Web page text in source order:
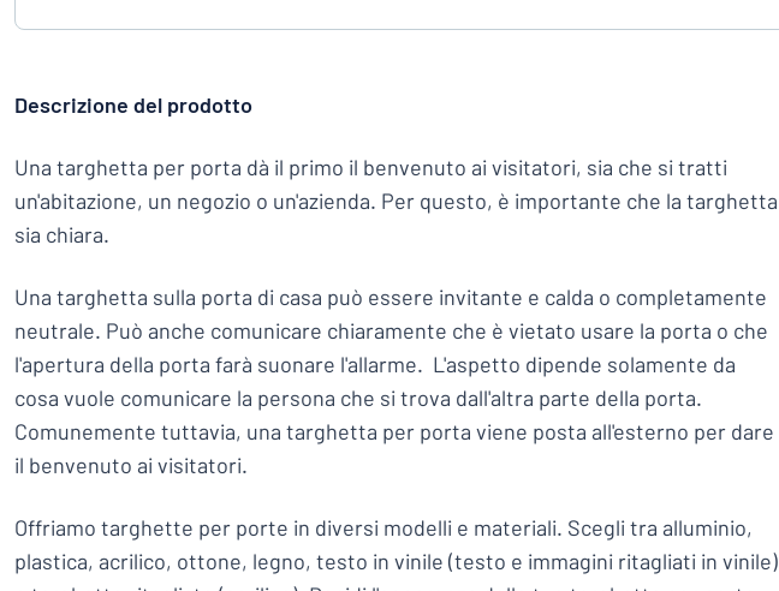
Descrizione del prodotto
Una targhetta per porta dà il primo il benvenuto ai visitatori, sia che si tratti
un'abitazione, un negozio o un'azienda. Per questo, è importante che la targhetta
sia chiara.
Una targhetta sulla porta di casa può essere invitante e calda o completamente
neutrale. Può anche comunicare chiaramente che è vietato usare la porta o che
l'apertura della porta farà suonare l'allarme. L'aspetto dipende solamente da
cosa vuole comunicare la persona che si trova dall'altra parte della porta.
Comunemente tuttavia, una targhetta per porta viene posta all'esterno per dare
il benvenuto ai visitatori.
Offriamo targhette per porte in diversi modelli e materiali. Scegli tra alluminio,
plastica, acrilico, ottone, legno, testo in vinile (testo e immagini ritagliati in vinile)